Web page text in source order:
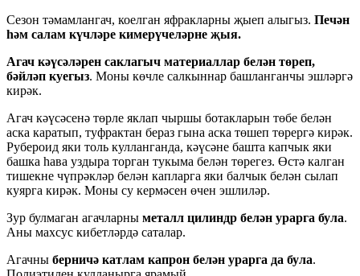
Сезон тәмамлангач, коелган яфракларны җыеп алыгыз. Печән
һәм салам күчләре кимерүчеләрне җыя.
Агач кәүсәләрен саклагыч материаллар белән төреп,
бәйләп куегыз. Моны көчле салкыннар башланганчы эшләргә
кирәк.
Агач кәүсәсенә төрле яклап чыршы ботакларын төбе белән
аска каратып, туфрактан бераз гына аска төшеп төрергә кирәк.
Рубероид яки толь кулланганда, кәүсәне башта капчык яки
башка һава уздыра торган тукыма белән төрегез. Өстә калган
тишекне чүпрәкләр белән капларга яки балчык белән сылап
куярга кирәк. Моны су кермәсен өчен эшлиләр.
Зур булмаган агачларны металл цилиндр белән урарга була.
Аны махсус кибетләрдә саталар.
Агачны берничә катлам капрон белән урарга да була.